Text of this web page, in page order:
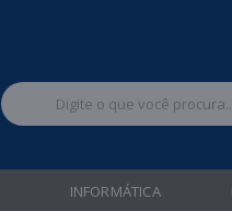
INFORMÁTICA